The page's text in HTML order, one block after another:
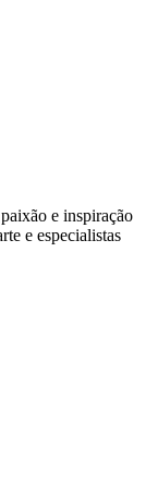
e inspiração
e especialistas